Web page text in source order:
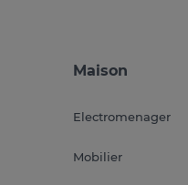
Maison
Electromenager
Mobilier